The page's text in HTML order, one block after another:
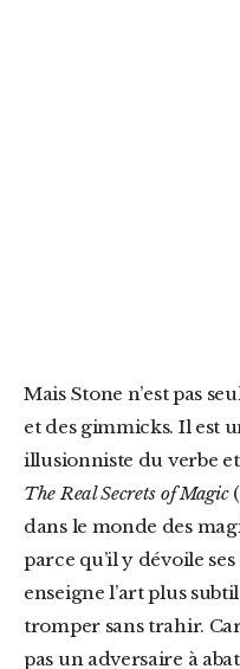
Mais Stone n’est pas seulement un virtuose des pièces
et des gimmicks. Il est
illusionniste du verbe
The Real Secrets of Magic
dans le monde des
parce qu’il y dévoile
enseigne l’art plus
tromper sans trahir.
pas un adversaire à